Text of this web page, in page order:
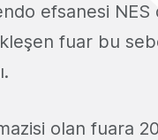
efsanesi NES
fuar bu
olan fuara